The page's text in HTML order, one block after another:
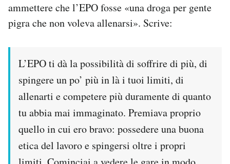
ammettere che l’EPO fosse «una droga per gente
pigra che non voleva allenarsi». Scrive:
L’EPO ti dà la possibilità di soffrire di più, di
spingere un po’ più in là i tuoi limiti, di
allenarti e competere più duramente di quanto
tu abbia mai immaginato. Premiava proprio
quello in cui ero bravo: possedere una buona
etica del lavoro e spingersi oltre i propri